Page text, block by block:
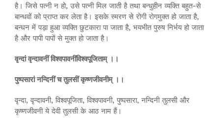
है। जिसे पत्नी न हो, उसे पत्नी मिल जाती है तथा बन्धुहीन व्यक्ति बहुत-से
बान्धवों को प्राप्त कर लेता है। इसके स्मरण से रोगी रोगमुक्त हो जाता है,
बन्धन में पड़ा हुआ व्यक्ति छुटकारा पा जाता है, भयभीत पुरुष निर्भय हो जाता
है और पापी पापों से मुक्त हो जाता है।
वृन्दां वृन्दावनीं विश्वपावनींविश्वपूजिताम् ।।
पुष्पसारां नन्दिनीं च तुलसीं कृष्णजीवनीम् ।।
वृन्दा, वृन्दावनी, विश्वपूजिता, विश्वपावनी, पुष्पसारा, नन्दिनी तुलसी और
कृष्णजीवनी ये देवी तुलसी के आठ नाम हैं।